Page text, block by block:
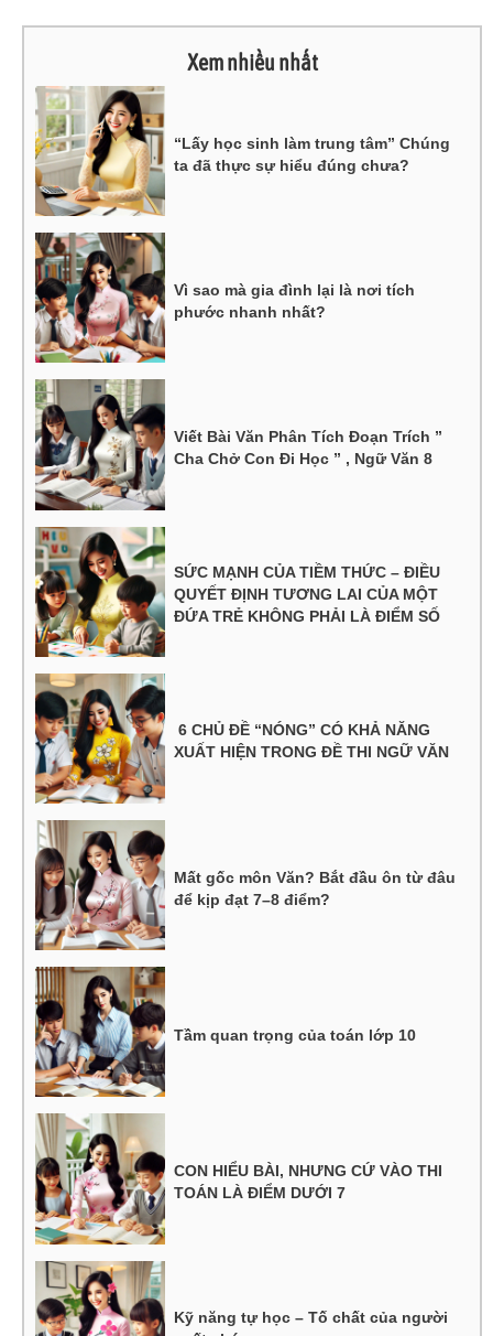
Xem nhiều nhất
“Lấy học sinh làm trung tâm” Chúng
ta đã thực sự hiểu đúng chưa?
Vì sao mà gia đình lại là nơi tích
phước nhanh nhất?
Viết Bài Văn Phân Tích Đoạn Trích ”
Cha Chở Con Đi Học ” , Ngữ Văn 8
SỨC MẠNH CỦA TIỀM THỨC – ĐIỀU
QUYẾT ĐỊNH TƯƠNG LAI CỦA MỘT
ĐỨA TRẺ KHÔNG PHẢI LÀ ĐIỂM SỐ
6 CHỦ ĐỀ “NÓNG” CÓ KHẢ NĂNG
XUẤT HIỆN TRONG ĐỀ THI NGỮ VĂN
Mất gốc môn Văn? Bắt đầu ôn từ đâu
để kịp đạt 7–8 điểm?
Tầm quan trọng của toán lớp 10
CON HIỂU BÀI, NHƯNG CỨ VÀO THI
TOÁN LÀ ĐIỂM DƯỚI 7
Kỹ năng tự học – Tố chất của người